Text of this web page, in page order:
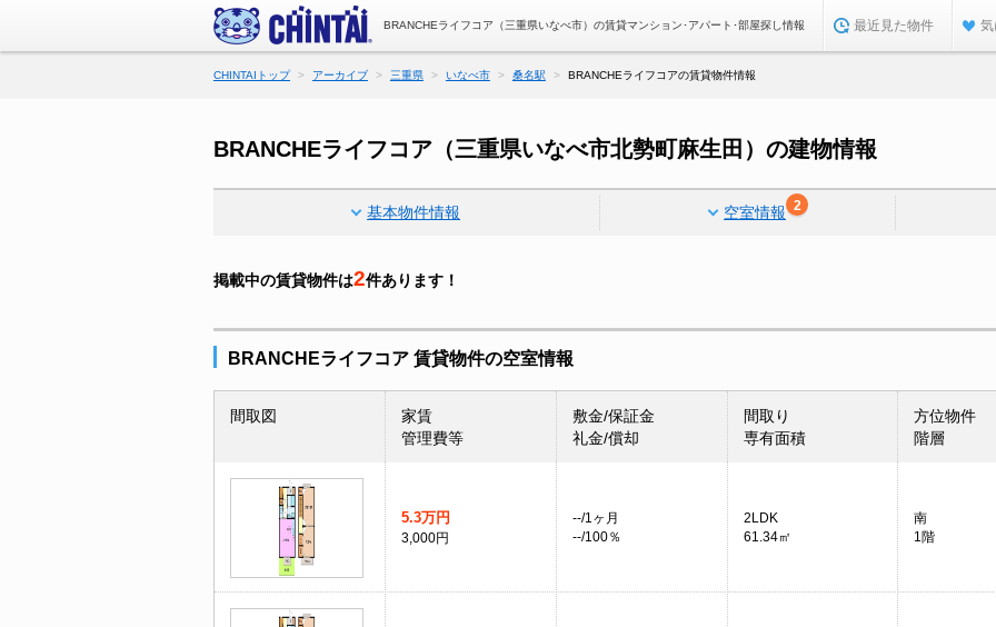
BRANCHEライフコア（三重県いなべ市）の賃貸マンション･アパート･部屋探し情報 最近見た物件 気
CHINTAIトップ アーカイブ 三重県 いなべ市 桑名駅 BRANCHEライフコアの賃貸物件情報
BRANCHEライフコア（三重県いなべ市北勢町麻生田）の建物情報
基本物件情報 空室情報 2
掲載中の賃貸物件は2件あります！
BRANCHEライフコア 賃貸物件の空室情報
間取図
家賃
管理費等
敷金/保証金
礼金/償却
間取り
専有面積
方位物件
階層
5.3万円
3,000円
--/1ヶ月
--/100％
2LDK
61.34㎡
南
1階